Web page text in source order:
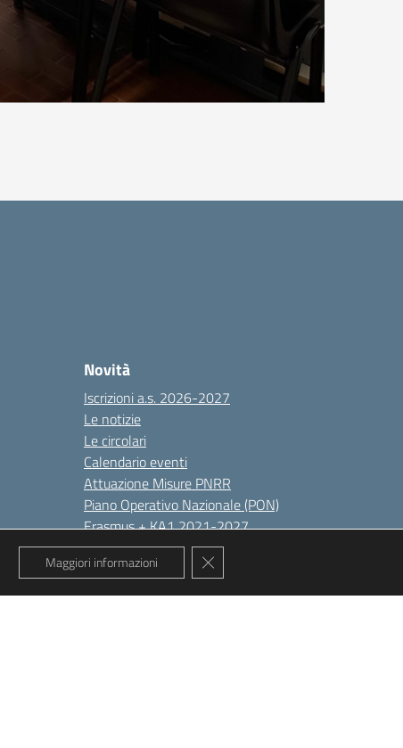
Novità
Iscrizioni a.s. 2026-2027
Le notizie
Le circolari
Calendario eventi
Attuazione Misure PNRR
Piano Operativo Nazionale (PON)
Erasmus + KA1 2021-2027
Collegamenti diretti
Maggiori informazioni Close GDPR Cookie Banner